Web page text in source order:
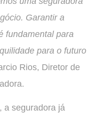
Garantir a
fundamental para
para o futuro
Rios, Diretor de
a seguradora já